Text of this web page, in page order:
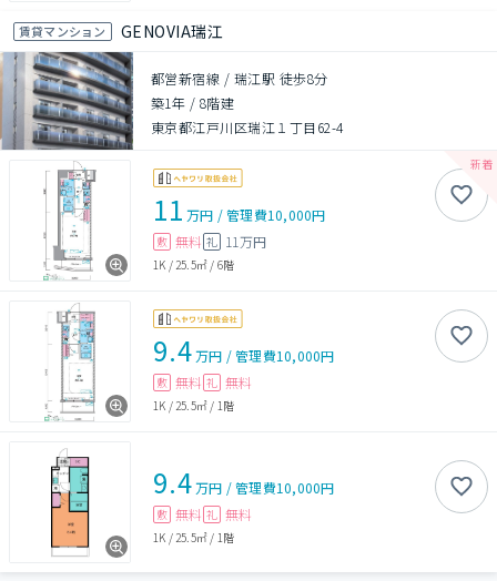
賃貸マンション GENOVIA瑞江
都営新宿線 / 瑞江駅 徒歩8分
築1年 / 8階建
東京都江戸川区瑞江１丁目62-4
11 万円 /管理費10,000円
敷 無料 礼 11万円
1K /25.5㎡ / 6階
9.4万円 /管理費10,000円
敷 無料 礼 無料
1K /25.5㎡ / 1階
9.4万円 /管理費10,000円
敷 無料 礼 無料
1K / 25.5㎡ / 1階